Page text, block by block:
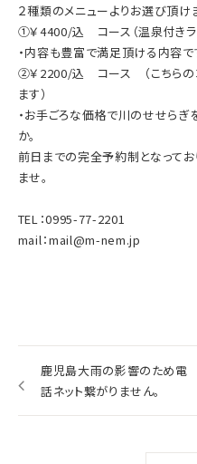
２種類のメニューよりお選び頂け
①￥4400/込 コース（温泉付きラ
・内容も豊富で満足頂ける内容で
②￥2200/込 コース （こちらの
ます）
・お手ごろな価格で川のせせらぎ
か。
前日までの完全予約制となってお
ませ。
TEL：0995-77-2201
mail：mail@m-nem.jp
鹿児島大雨の影響のため電
話ネット繋がりません。